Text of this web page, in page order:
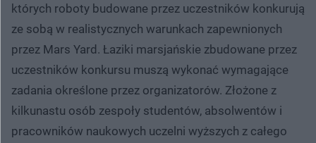
których roboty budowane przez uczestników konkurują
ze sobą w realistycznych warunkach zapewnionych
przez Mars Yard. Łaziki marsjańskie zbudowane przez
uczestników konkursu muszą wykonać wymagające
zadania określone przez organizatorów. Złożone z
kilkunastu osób zespoły studentów, absolwentów i
pracowników naukowych uczelni wyższych z całego